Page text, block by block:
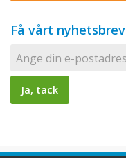
Få vårt nyhetsbrev